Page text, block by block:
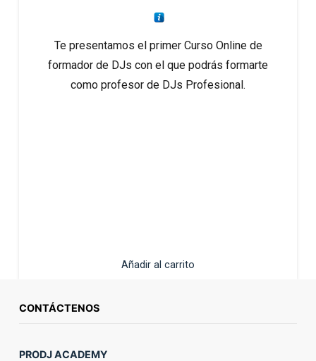
Te presentamos el primer Curso Online de
formador de DJs con el que podrás formarte
como profesor de DJs Profesional.
Añadir al carrito
CONTÁCTENOS
PRODJ ACADEMY